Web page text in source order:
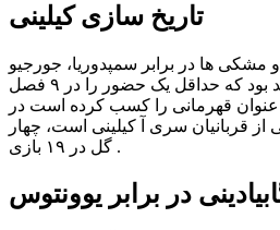
تاریخ سازی کیلینی
ها در برابر سمپدوریا، جورجیو
کیلینی تنها بازیکنی خواهد بود که حداقل یک حضور را در ۹ فصل
عنوان قهرمانی را کسب کرده است در
از قربانیان سری آ کیلینی است، چهار
گل در ۱۹ بازی .
در برابر یوونتوس